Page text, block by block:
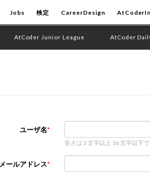
Jobs 検定 CareerDesign
AtCoder Junior League AtCoder
ユーザ名
長さは 3 文字以上 16 文字以下
メールアドレス